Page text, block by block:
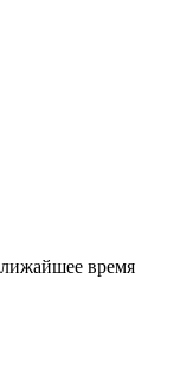
время